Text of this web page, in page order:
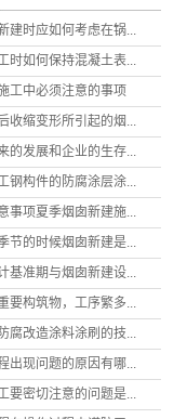
建时应如何考虑在锅...
时如何保持混凝土表...
工中必须注意的事项
收缩变形所引起的烟...
的发展和企业的生存...
钢构件的防腐涂层涂...
事项夏季烟囱新建施...
节的时候烟囱新建是...
基准期与烟囱新建设...
要构筑物，工序繁多...
腐改造涂料涂刷的技...
出现问题的原因有哪...
要密切注意的问题是...